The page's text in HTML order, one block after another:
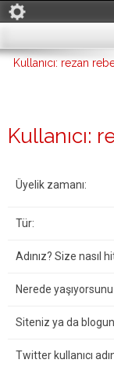
Kullanıcı: rezan
Kullanıcı:
Üyelik zamanı:
Tür:
Adınız? Size nasıl
Nerede
Siteniz ya da
Twitter kullanıcı